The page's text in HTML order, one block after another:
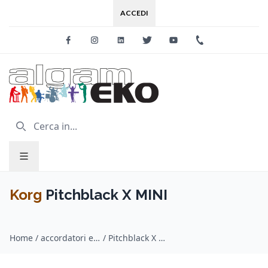
ACCEDI
FacebookInstagramLinkedinTwitter Youtube
Korg Pitchblack X MINI
Home / accordatori e metronomi / Korg / Pitchblack X MINI